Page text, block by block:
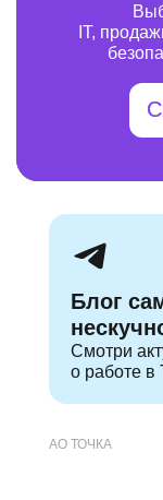
IT,
Блог
Смотри
о работе в
АО ТОЧКА